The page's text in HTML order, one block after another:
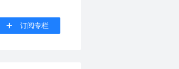
订阅专栏